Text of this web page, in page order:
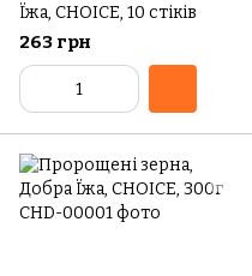
Їжа, CHOICE, 10 стіків
263 грн